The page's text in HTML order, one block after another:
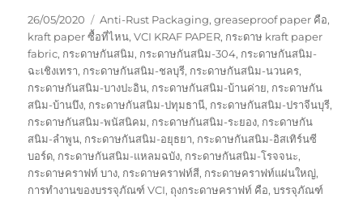
Posted
on
26/05/2020 Tags
Anti-Rust Packaging,greaseproof paper คือ,
kraft paper ซื้อที่ไหน,VCI KRAF PAPER, กระดาษ kraft paper
fabric, กระดาษกันสนิม, กระดาษกันสนิม-304, กระดาษกันสนิม-
ฉะเชิงเทรา, กระดาษกันสนิม-ชลบุรี, กระดาษกันสนิม-นวนคร,
กระดาษกันสนิม-บางปะอิน, กระดาษกันสนิม-บ้านค่าย, กระดาษกัน
สนิม-บ้านบึง, กระดาษกันสนิม-ปทุมธานี, กระดาษกันสนิม-ปราจีนบุรี,
กระดาษกันสนิม-พนัสนิคม, กระดาษกันสนิม-ระยอง, กระดาษกัน
สนิม-ลำพูน, กระดาษกันสนิม-อยุธยา, กระดาษกันสนิม-อิสเทิร์นซี
บอร์ด, กระดาษกันสนิม-แหลมฉบัง, กระดาษกันสนิม-โรจจนะ,
กระดาษคราฟท์ บาง, กระดาษคราฟท์สี, กระดาษคราฟท์แผ่นใหญ่,
การทำงานของบรรจุภัณฑ์ VCI, ถุงกระดาษคราฟท์ คือ,บรรจุภัณฑ์